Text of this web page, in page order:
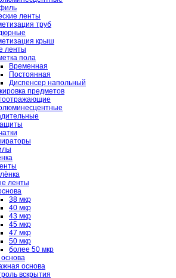
ленты
труб
крыш
ленты
пола
Временная
Постоянная
Диспенсер напольный
предметов
ленты
38 мкр
40 мкр
43 мкр
45 мкр
47 мкр
50 мкр
более 50 мкр
основа
вскрытия